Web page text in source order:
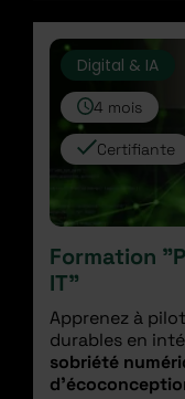
Digital & IA
4 mois
Certifiante
Formation
IT"
Apprenez à
durables en
sobriété